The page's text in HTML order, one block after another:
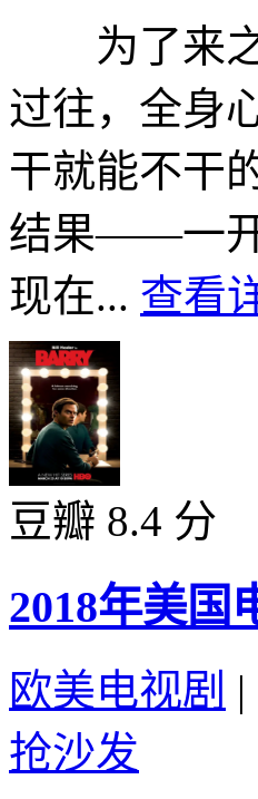
为了来之
过往，全身
干就能不干
结果——一
现在... 查看
豆瓣 8.4 分
2018年美国
欧美电视剧 |
抢沙发